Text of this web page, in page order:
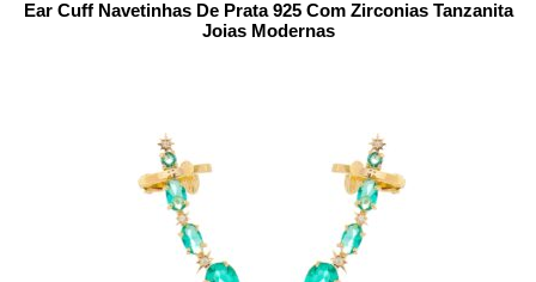
Ear Cuff Navetinhas De Prata 925 Com Zirconias Tanzanita
Joias Modernas